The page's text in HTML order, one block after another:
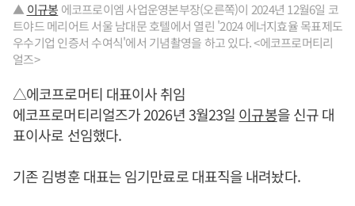
▲ 이규봉 에코프로이엠 사업운영본부장(오른쪽)이 2024년 12월6일 코
트야드 메리어트 서울 남대문 호텔에서 열린 '2024 에너지효율 목표제도
우수기업 인증서 수여식'에서 기념촬영을 하고 있다. <에코프로머티리
얼즈>
△에코프로머티 대표이사 취임
에코프로머티리얼즈가 2026년 3월23일 이규봉을 신규 대
표이사로 선임했다.
기존 김병훈 대표는 임기만료로 대표직을 내려놨다.